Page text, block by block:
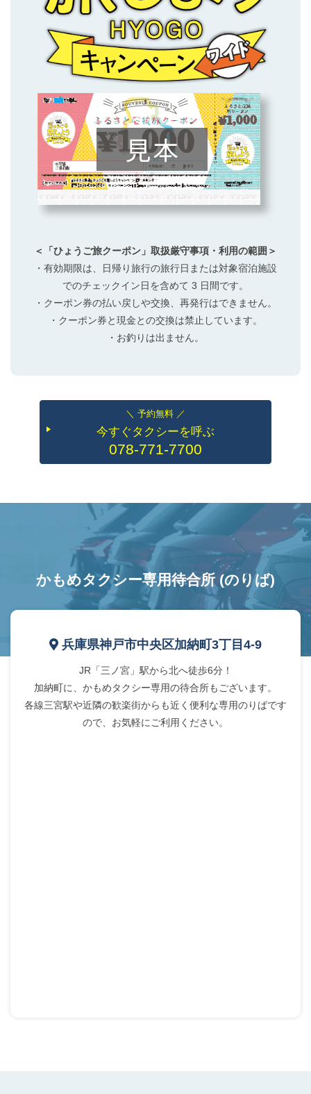
＜「ひょうご旅クーポン」取扱厳守事項・利用の範囲＞
・有効期限は、日帰り旅行の旅行日または対象宿泊施設
でのチェックイン日を含めて 3 日間です。
・クーポン券の払い戻しや交換、再発行はできません。
・クーポン券と現金との交換は禁止しています。
・お釣りは出ません。
＼ 予約無料 ／
今すぐタクシーを呼ぶ
078-771-7700
かもめタクシー専用待合所 (のりば)
兵庫県神戸市中央区加納町3丁目4-9
JR「三ノ宮」駅から北へ徒歩6分！
加納町に、かもめタクシー専用の待合所もございます。
各線三宮駅や近隣の歓楽街からも近く便利な専用のりばです
ので、お気軽にご利用ください。